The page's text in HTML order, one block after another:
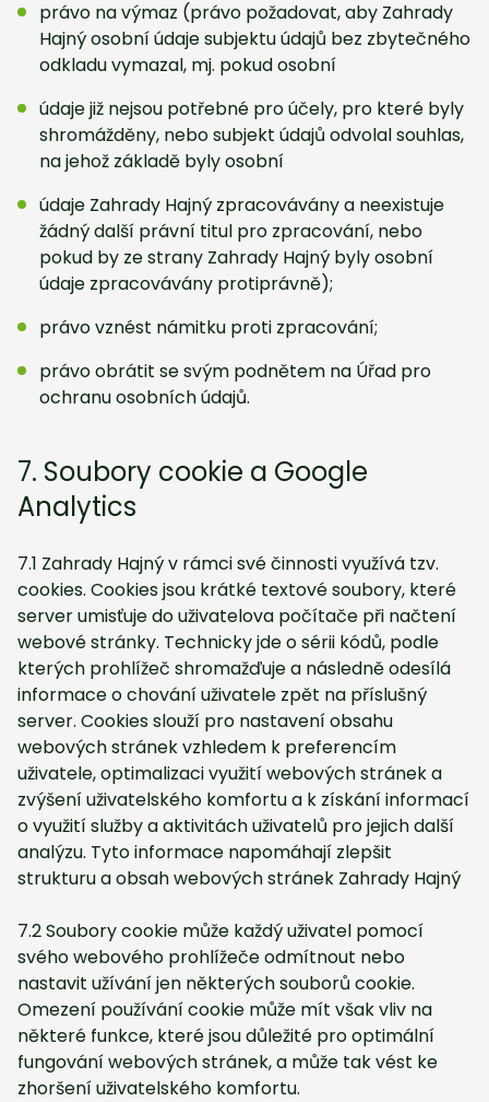
právo na výmaz (právo požadovat, aby Zahrady
Hajný osobní údaje subjektu údajů bez zbytečného
odkladu vymazal, mj. pokud osobní
údaje již nejsou potřebné pro účely, pro které byly
shromážděny, nebo subjekt údajů odvolal souhlas,
na jehož základě byly osobní
údaje Zahrady Hajný zpracovávány a neexistuje
žádný další právní titul pro zpracování, nebo
pokud by ze strany Zahrady Hajný byly osobní
údaje zpracovávány protiprávně);
právo vznést námitku proti zpracování;
právo obrátit se svým podnětem na Úřad pro
ochranu osobních údajů.
7. Soubory cookie a Google
Analytics
7.1 Zahrady Hajný v rámci své činnosti využívá tzv.
cookies. Cookies jsou krátké textové soubory, které
server umisťuje do uživatelova počítače při načtení
webové stránky. Technicky jde o sérii kódů, podle
kterých prohlížeč shromažďuje a následně odesílá
informace o chování uživatele zpět na příslušný
server. Cookies slouží pro nastavení obsahu
webových stránek vzhledem k preferencím
uživatele, optimalizaci využití webových stránek a
zvýšení uživatelského komfortu a k získání informací
o využití služby a aktivitách uživatelů pro jejich další
analýzu. Tyto informace napomáhají zlepšit
strukturu a obsah webových stránek Zahrady Hajný
7.2 Soubory cookie může každý uživatel pomocí
svého webového prohlížeče odmítnout nebo
nastavit užívání jen některých souborů cookie.
Omezení používání cookie může mít však vliv na
některé funkce, které jsou důležité pro optimální
fungování webových stránek, a může tak vést ke
zhoršení uživatelského komfortu.